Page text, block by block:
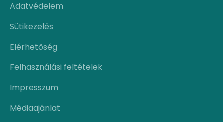
Adatvédelem
Sütikezelés
Elérhetőség
Felhasználási feltételek
Impresszum
Médiaajánlat